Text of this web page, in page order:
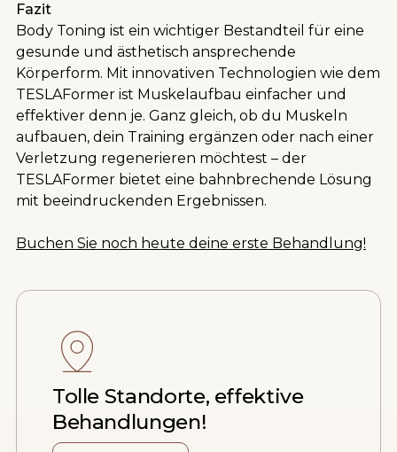
Fazit
Body Toning ist ein wichtiger Bestandteil für eine
gesunde und ästhetisch ansprechende
Körperform. Mit innovativen Technologien wie dem
TESLAFormer ist Muskelaufbau einfacher und
effektiver denn je. Ganz gleich, ob du Muskeln
aufbauen, dein Training ergänzen oder nach einer
Verletzung regenerieren möchtest – der
TESLAFormer bietet eine bahnbrechende Lösung
mit beeindruckenden Ergebnissen.
Buchen Sie noch heute deine erste Behandlung!
Tolle Standorte, effektive
Behandlungen!